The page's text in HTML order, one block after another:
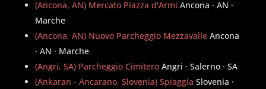
(Ancona, AN) Mercato Piazza d'Armi Ancona · AN ·
Marche
(Ancona, AN) Nuovo Parcheggio Mezzavalle Ancona
· AN · Marche
(Angri, SA) Parcheggio Cimitero Angri · Salerno · SA
(Ankaran - Ancarano, Slovenia) Spiaggia Slovenia ·